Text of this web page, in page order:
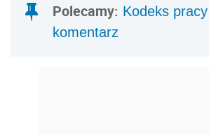
Polecamy: Kodeks
komentarz